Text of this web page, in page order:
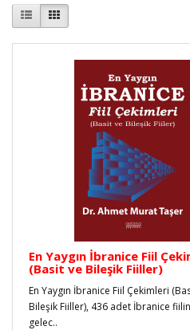
En Yaygın İbranice Fiil
(Basit ve Bileşik Fiiller)
En Yaygın İbranice Fiil Çekimleri
Bileşik Fiiller), 436 adet İbranice
gelec..